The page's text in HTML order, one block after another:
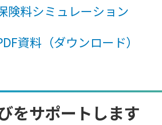
険料シミュレーション
資料（ダウンロード）
をサポートします